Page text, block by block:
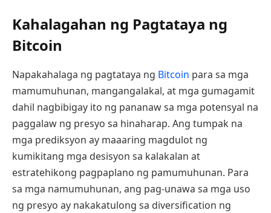
Kahalagahan ng Pagtataya ng
Bitcoin
Napakahalaga ng pagtataya ng Bitcoin para sa mga
mamumuhunan, mangangalakal, at mga gumagamit
dahil nagbibigay ito ng pananaw sa mga potensyal na
paggalaw ng presyo sa hinaharap. Ang tumpak na
mga prediksyon ay maaaring magdulot ng
kumikitang mga desisyon sa kalakalan at
estratehikong pagpaplano ng pamumuhunan. Para
sa mga namumuhunan, ang pag-unawa sa mga uso
ng presyo ay nakakatulong sa diversification ng